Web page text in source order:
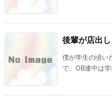
後輩が店出
僕が学生の頃い
で、OB連中は